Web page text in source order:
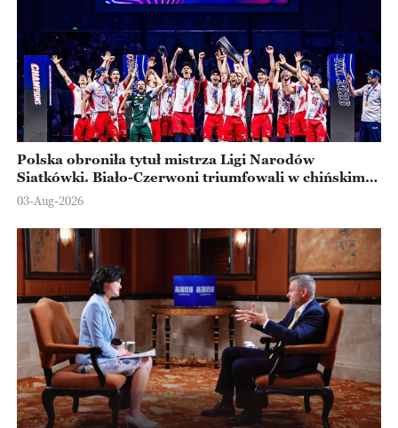
Polska obroniła tytuł mistrza Ligi Narodów
Siatkówki. Biało-Czerwoni triumfowali w chińskim
Ningbo
03-Aug-2026